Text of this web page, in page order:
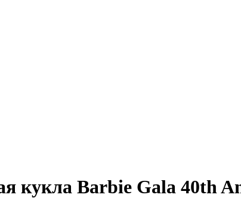
кукла Barbie Gala 40th